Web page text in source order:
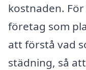
kostnaden.
företag som
att förstå vad
städning, så